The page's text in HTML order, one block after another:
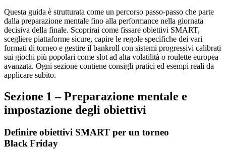
Questa guida è strutturata come un percorso passo‑passo che parte
dalla preparazione mentale fino alla performance nella giornata
decisiva della finale. Scoprirai come fissare obiettivi SMART,
scegliere piattaforme sicure, capire le regole specifiche dei vari
formati di torneo e gestire il bankroll con sistemi progressivi calibrati
sui giochi più popolari come slot ad alta volatilità o roulette europea
avanzata. Ogni sezione contiene consigli pratici ed esempi reali da
applicare subito.
Sezione 1 – Preparazione mentale e
impostazione degli obiettivi
Definire obiettivi SMART per un torneo
Black Friday